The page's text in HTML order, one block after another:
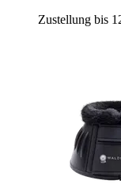
Zustellung bis